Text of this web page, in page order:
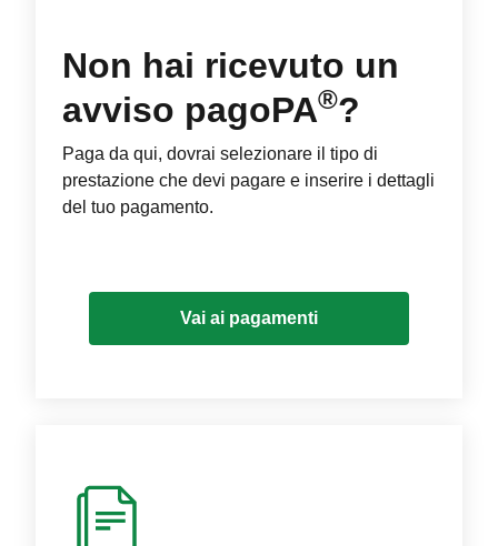
Non hai ricevuto un
avviso pagoPA®?
Paga da qui, dovrai selezionare il tipo di
prestazione che devi pagare e inserire i dettagli
del tuo pagamento.
Vai ai pagamenti